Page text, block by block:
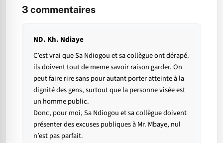
3 commentaires
ND. Kh. Ndiaye
C’est vrai que Sa Ndiogou et sa collègue ont dérapé.
ils doivent tout de meme savoir raison garder. On
peut faire rire sans pour autant porter atteinte à la
dignité des gens, surtout que la personne visée est
un homme public.
Donc, pour moi, Sa Ndiogou et sa collègue doivent
présenter des excuses publiques à Mr. Mbaye, nul
n’est pas parfait.